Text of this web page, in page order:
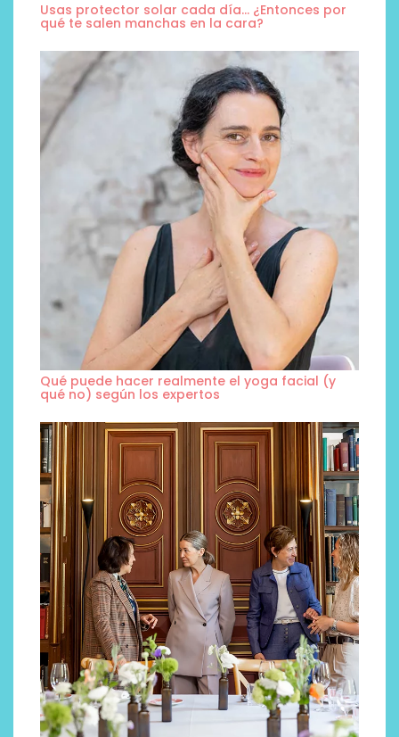
Usas protector solar cada día… ¿Entonces por
qué te salen manchas en la cara?
Qué puede hacer realmente el yoga facial (y
qué no) según los expertos